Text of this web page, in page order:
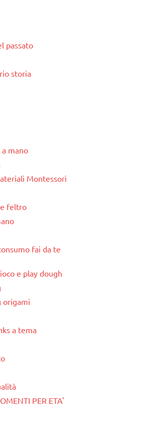
passato
storia
mano
Montessori
e feltro
fai da te
e play dough
origami
a tema
PER ETA'